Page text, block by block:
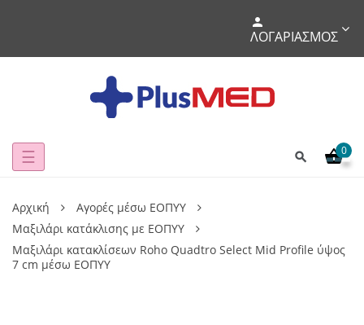
ΛΟΓΑΡΙΑΣΜΌΣ
Toggle
☰ 0
Αρχική
Αγορές μέσω ΕΟΠΥΥ
Μαξιλάρι κατάκλισης με ΕΟΠΥΥ
Μαξιλάρι κατακλίσεων Roho Quadtro Select Mid Profile ύψος
7 cm μέσω ΕΟΠΥΥ